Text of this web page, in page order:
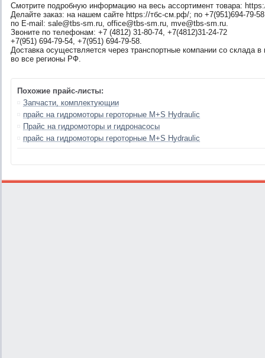
Смотрите подробную информацию на весь ассортимент товара:
Делайте заказ: на нашем сайте https://тбс-см.рф/; по +7(951)694-79-
по E-mail: sale@tbs-sm.ru, office@tbs-sm.ru, mve@tbs-sm.ru.
Звоните по телефонам: +7 (4812) 31-80-74, +7(4812)31-24-72
+7(951) 694-79-54, +7(951) 694-79-58.
Доставка осуществляется через транспортные компании со склада в
во все регионы РФ.
Похожие прайс-листы:
Запчасти, комплектующии
прайс на гидромоторы героторные М+S Hydraulic
Прайс на гидромоторы и гидронасосы
прайс на гидромоторы героторные М+S Hydraulic